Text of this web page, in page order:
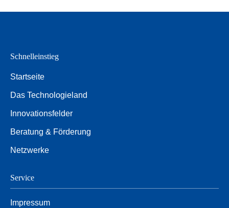
Schnelleinstieg
Startseite
Das Technologieland
Innovationsfelder
Beratung & Förderung
Netzwerke
Service
Impressum